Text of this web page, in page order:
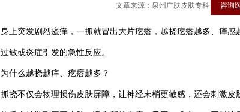
文章来源：泉州广肤皮肤专科 咨询
身上突发剧烈瘙痒，一抓就冒出大片疙瘩，越挠疙瘩越多、痒
过敏或炎症引发的急性反应。
为什么越挠越痒、疙瘩越多？
抓挠不仅会物理损伤皮肤屏障，让神经末梢更敏感，还会刺激